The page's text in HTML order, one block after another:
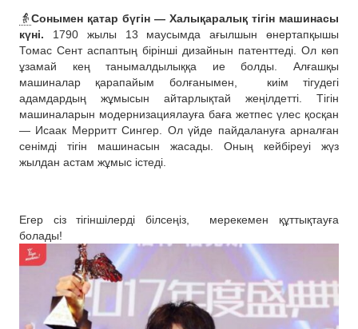
👵Сонымен қатар бүгін — Халықаралық тігін машинасы
күні. 1790 жылы 13 маусымда ағылшын өнертапқышы
Томас Сент аспаптың бірінші дизайнын патенттеді. Ол көп
ұзамай кең танымалдылыққа ие болды. Алғашқы
машиналар қарапайым болғанымен,
киім тігудегі
адамдардың жұмысын айтарлықтай жеңілдетті. Тігін
машиналарын модернизациялауға баға жетпес үлес қосқан
— Исаак Мерритт Сингер. Ол үйде пайдалануға арналған
сенімді тігін машинасын жасады. Оның кейбіреуі жүз
жылдан астам жұмыс істеді.
Егер сіз тігіншілерді білсеңіз,
мерекемен құттықтауға
болады!